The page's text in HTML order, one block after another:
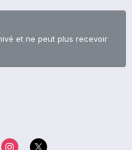
et ne peut plus recevoir